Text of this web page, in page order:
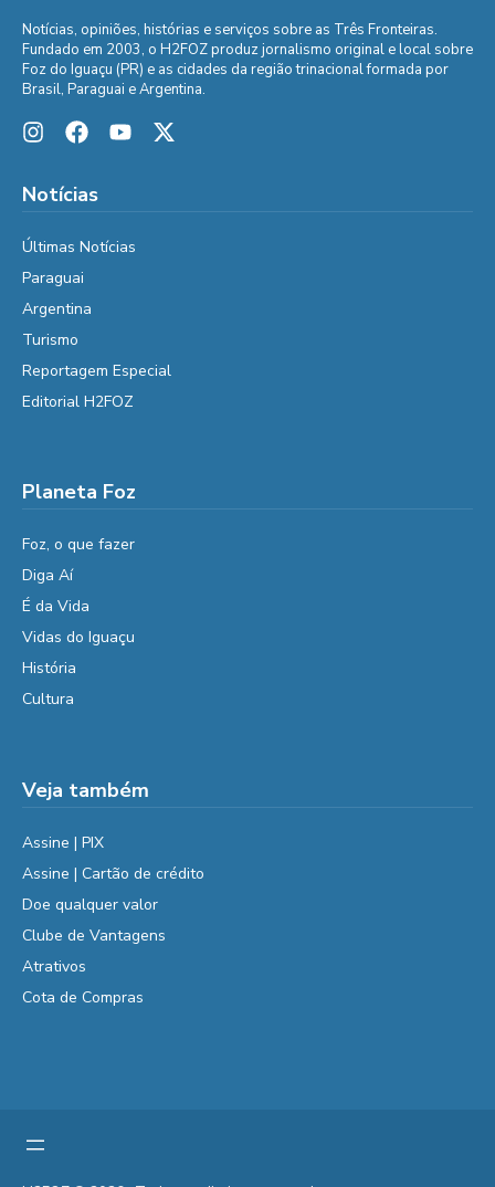
Notícias, opiniões, histórias e serviços sobre as Três Fronteiras.
Fundado em 2003, o H2FOZ produz jornalismo original e local sobre
Foz do Iguaçu (PR) e as cidades da região trinacional formada por
Brasil, Paraguai e Argentina.
Notícias
Últimas Notícias
Paraguai
Argentina
Turismo
Reportagem Especial
Editorial H2FOZ
Planeta Foz
Foz, o que fazer
Diga Aí
É da Vida
Vidas do Iguaçu
História
Cultura
Veja também
Assine | PIX
Assine | Cartão de crédito
Doe qualquer valor
Clube de Vantagens
Atrativos
Cota de Compras